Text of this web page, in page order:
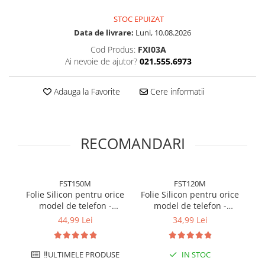
STOC EPUIZAT
Data de livrare: Luni, 10.08.2026
Cod Produs: FXI03A
Ai nevoie de ajutor? 021.555.6973
Adauga la Favorite Cere informatii
RECOMANDARI
FST150M
Folie Silicon pentru orice
model de telefon -
Hydrogel transparent 150
44,99 Lei
‼️ULTIMELE PRODUSE
FST120M
Folie Silicon pentru orice
model de telefon -
Hydrogel transparent 120
34,99 Lei
IN STOC